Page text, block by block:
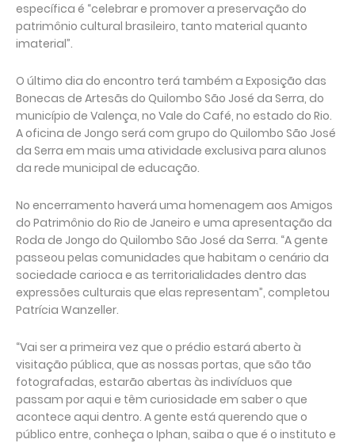
específica é “celebrar e promover a preservação do
patrimônio cultural brasileiro, tanto material quanto
imaterial”.
O último dia do encontro terá também a Exposição das
Bonecas de Artesãs do Quilombo São José da Serra, do
município de Valença, no Vale do Café, no estado do Rio.
A oficina de Jongo será com grupo do Quilombo São José
da Serra em mais uma atividade exclusiva para alunos
da rede municipal de educação.
No encerramento haverá uma homenagem aos Amigos
do Patrimônio do Rio de Janeiro e uma apresentação da
Roda de Jongo do Quilombo São José da Serra. “A gente
passeou pelas comunidades que habitam o cenário da
sociedade carioca e as territorialidades dentro das
expressões culturais que elas representam”, completou
Patrícia Wanzeller.
“Vai ser a primeira vez que o prédio estará aberto à
visitação pública, que as nossas portas, que são tão
fotografadas, estarão abertas às indivíduos que
passam por aqui e têm curiosidade em saber o que
acontece aqui dentro. A gente está querendo que o
público entre, conheça o Iphan, saiba o que é o instituto e